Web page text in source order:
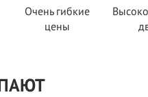
Очень гибкие
цены